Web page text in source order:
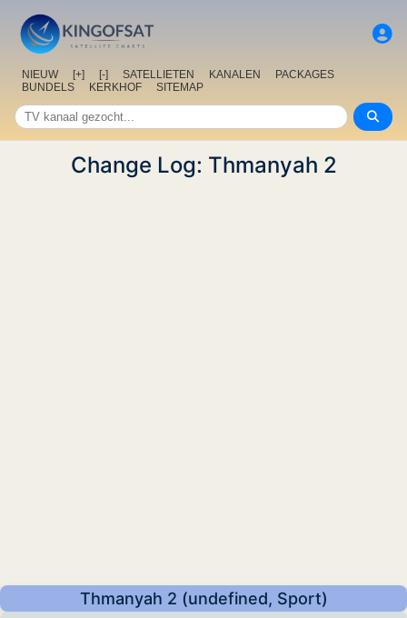
NIEUW [+] [-] SATELLIETEN KANALEN
PACKAGES
BUNDELS
KERKHOF SITEMAP
Change Log: Thmanyah 2
Thmanyah 2 (undefined, Sport)